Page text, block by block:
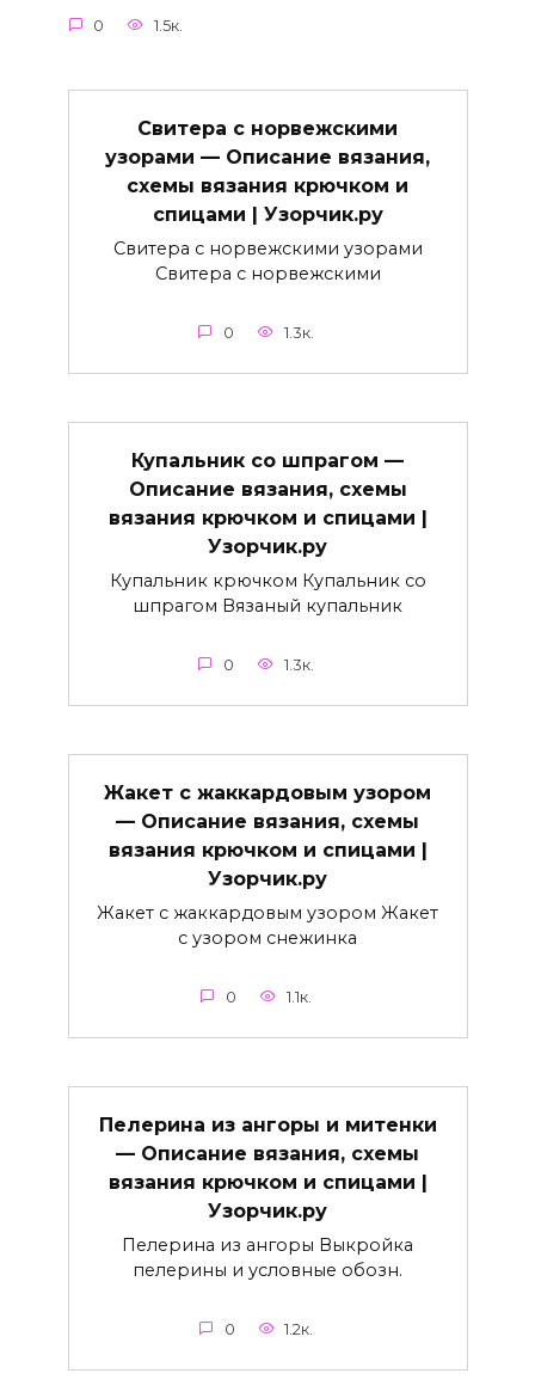
0 1.5к.
Свитера с норвежскими
узорами — Описание вязания,
схемы вязания крючком и
спицами | Узорчик.ру
Свитера с норвежскими узорами
Свитера с норвежскими
0 1.3к.
Купальник со шпрагом —
Описание вязания, схемы
вязания крючком и спицами |
Узорчик.ру
Купальник крючком Купальник со
шпрагом Вязаный купальник
0 1.3к.
Жакет с жаккардовым узором
— Описание вязания, схемы
вязания крючком и спицами |
Узорчик.ру
Жакет с жаккардовым узором Жакет
с узором снежинка
0 1.1к.
Пелерина из ангоры и митенки
— Описание вязания, схемы
вязания крючком и спицами |
Узорчик.ру
Пелерина из ангоры Выкройка
пелерины и условные обозн.
0 1.2к.